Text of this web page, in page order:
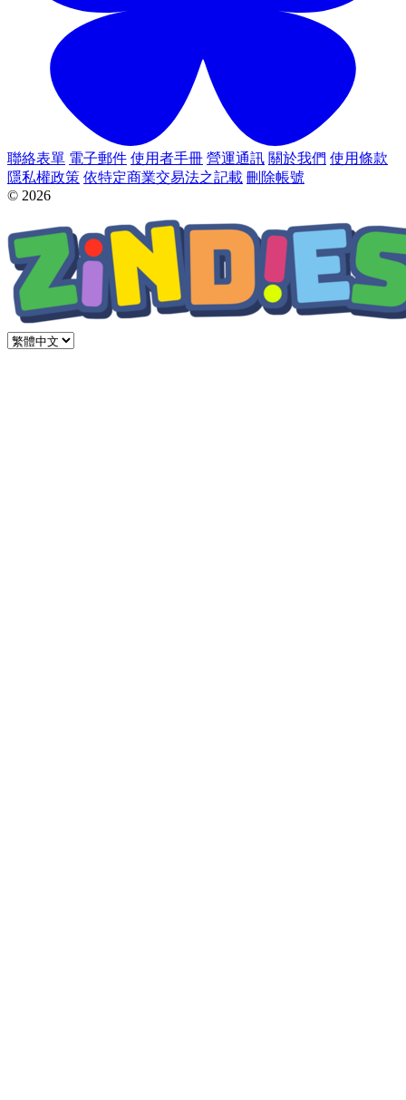
聯絡表單 電子郵件 使用者手冊 營運通訊 關於我們 使用條款
隱私權政策 依特定商業交易法之記載 刪除帳號
© 2026